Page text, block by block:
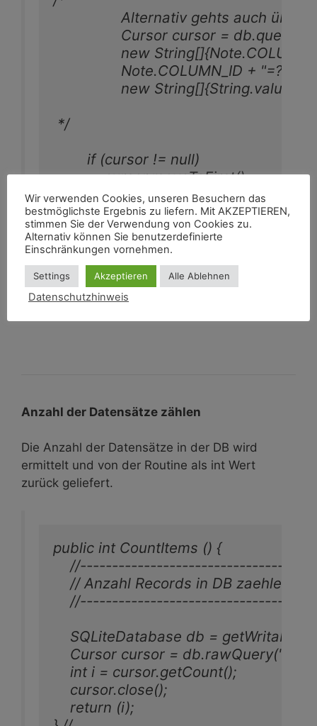
Alternativ gehts auch
Cursor cursor =
new
                Note.COLUMN_ID + "=?",
new
*/
        if (cursor != null)
            cursor.moveToFirst();
        //cursor.close();
        return cursor;
    } //
Anzahl der Datensätze zählen
Die Anzahl der Datensätze in der DB wird
ermittelt und von der Routine als int Wert
zurück geliefert.
public int CountItems () {
// Anzahl Records in DB zaehlen.
SQLiteDatabase db =
Cursor cursor =
    int i = cursor.getCount();
    cursor.close();
    return (i);
Wir verwenden Cookies, unseren Besuchern das
bestmöglichste Ergebnis zu liefern. Mit AKZEPTIEREN,
stimmen Sie der Verwendung von Cookies zu.
Alternativ können Sie benutzerdefinierte
Einschränkungen vornehmen.
Settings Akzeptieren Alle Ablehnen
Datenschutzhinweis